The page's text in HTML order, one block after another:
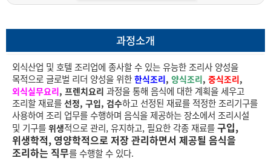
과정소개
외식산업 및 호텔 조리업에 종사할 수 있는 유능한 조리사 양성을
목적으로 글로벌 리더 양성을 위한 한식조리, 양식조리, 중식조리,
외식실무요리, 프렌치요리 과정을 통해 음식에 대한 계획을 세우고
조리할 재료를 선정, 구입, 검수하고 선정된 재료를 적정한 조리기구를
사용하여 조리 업무를 수행하며 음식을 제공하는 장소에서 조리시설
및 기구를 위생적으로 관리, 유지하고, 필요한 각종 재료를구입,
위생학적, 영양학적으로 저장 관리하면서 제공될 음식을
조리하는 직무를 수행할 수 있다.